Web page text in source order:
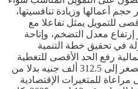
أعمالها وزيادة تنافسيتها،
للتمويل يمثل تفاعلا مع
إرتفاع معدل التضخم، وإتاحة
في تحقيق خطة التنمية
رفع الحد الأقصى للتغطية
التأمينية لنشاط التأمين متناهي الصغر إلى 312.5 ألف جنيه بدلا من
مراعاة للمتغيرات الإقتصادية